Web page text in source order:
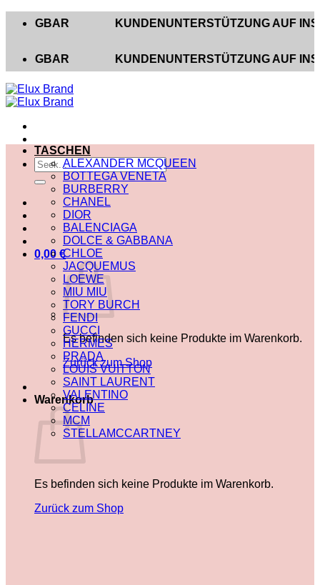
Inhalt
KUNDENUNTERSTÜTZUNG AUF
KUNDENUNTERSTÜTZUNG AUF
Suche
nach:
0,00 €
Es befinden sich keine Produkte im Warenkorb.
Zurück zum Shop
Warenkorb
Es befinden sich keine Produkte im Warenkorb.
Zurück zum Shop
TASCHEN
ALEXANDER MCQUEEN
BOTTEGA VENETA
BURBERRY
CHANEL
DIOR
BALENCIAGA
DOLCE & GABBANA
CHLOE
JACQUEMUS
LOEWE
MIU MIU
TORY BURCH
FENDI
GUCCI
HERMES
PRADA
LOUIS VUITTON
SAINT LAURENT
VALENTINO
CELINE
MCM
STELLAMCCARTNEY